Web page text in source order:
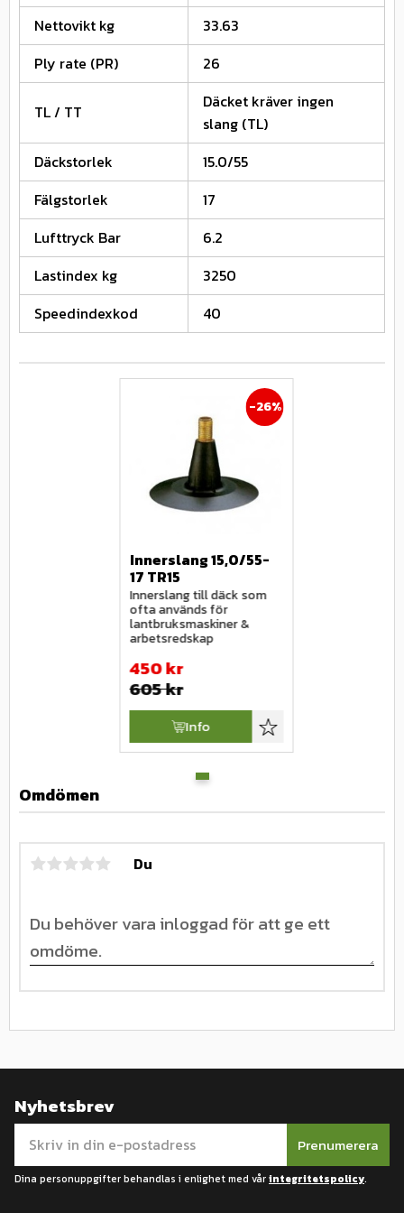
Nettovikt kg
33.63
Ply rate (PR)
26
TL / TT
Däcket kräver ingen
slang (TL)
Däckstorlek
15.0/55
Fälgstorlek
17
Lufttryck Bar
6.2
Lastindex kg
3250
Speedindexkod
40
Innerslang 15,0/55-
17 TR15
Innerslang till däck som
ofta används för
lantbruksmaskiner &
arbetsredskap
450kr
605kr
26%
Lägg till i favoriter
Info
Omdömen
Du
Nyhetsbrev
Prenumerera
Dina personuppgifter behandlas i enlighet med vårintegritetspolicy.